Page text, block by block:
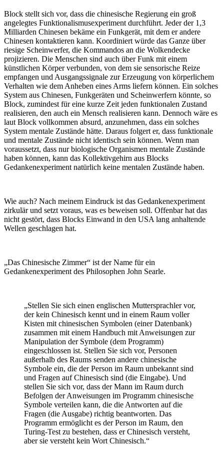
Block stellt sich vor, dass die chinesische Regierung ein groß
angelegtes Funktionalismusexperiment durchführt. Jeder der 1,3
Milliarden Chinesen bekäme ein Funkgerät, mit dem er andere
Chinesen kontaktieren kann. Koordiniert würde das Ganze über
riesige Scheinwerfer, die Kommandos an die Wolkendecke
projizieren. Die Menschen sind auch über Funk mit einem
künstlichen Körper verbunden, von dem sie sensorische Reize
empfangen und Ausgangssignale zur Erzeugung von körperlichem
Verhalten wie dem Anheben eines Arms liefern können. Ein solches
System aus Chinesen, Funkgeräten und Scheinwerfern könnte, so
Block, zumindest für eine kurze Zeit jeden funktionalen Zustand
realisieren, den auch ein Mensch realisieren kann. Dennoch wäre es
laut Block vollkommen absurd, anzunehmen, dass ein solches
System mentale Zustände hätte. Daraus folgert er, dass funktionale
und mentale Zustände nicht identisch sein können. Wenn man
voraussetzt, dass nur biologische Organismen mentale Zustände
haben können, kann das Kollektivgehirn aus Blocks
Gedankenexperiment natürlich keine mentalen Zustände haben.
Wie auch? Nach meinem Eindruck ist das Gedankenexperiment
zirkulär und setzt voraus, was es beweisen soll. Offenbar hat das
nicht gestört, dass Blocks Einwand in den USA lang anhaltende
Wellen geschlagen hat.
„Das Chinesische Zimmer“ ist der Name für ein
Gedankenexperiment des Philosophen John Searle.
„Stellen Sie sich einen englischen Muttersprachler vor,
der kein Chinesisch kennt und in einem Raum voller
Kisten mit chinesischen Symbolen (einer Datenbank)
zusammen mit einem Handbuch mit Anweisungen zur
Manipulation der Symbole (dem Programm)
eingeschlossen ist. Stellen Sie sich vor, Personen
außerhalb des Raums senden andere chinesische
Symbole ein, die der Person im Raum unbekannt sind
und Fragen auf Chinesisch sind (die Eingabe). Und
stellen Sie sich vor, dass der Mann im Raum durch
Befolgen der Anweisungen im Programm chinesische
Symbole verteilen kann, die die Antworten auf die
Fragen (die Ausgabe) richtig beantworten. Das
Programm ermöglicht es der Person im Raum, den
Turing-Test zu bestehen, dass er Chinesisch versteht,
aber sie versteht kein Wort Chinesisch.“